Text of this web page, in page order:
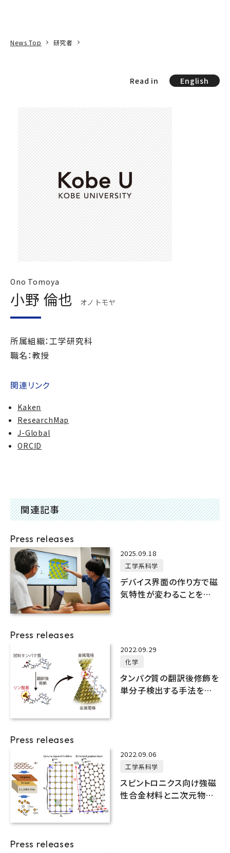
News Top 研究者
Read in English
Ono Tomoya
小野 倫也 オノ トモヤ
所属組織：工学研究科
職名：教授
関連リンク
Kaken
ResearchMap
J-Global
ORCID
関連記事
Press releases
2025.09.18
工学系科学
デバイス界面の作り方で磁
気特性が変わることを予
Press releases
2022.09.29
化学
タンパク質の翻訳後修飾を
単分子検出する手法を開
Press releases
2022.09.06
工学系科学
スピントロニクス向け強磁
性合金材料と二次元物質
Press releases